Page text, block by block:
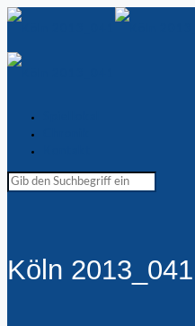
Köln 2013_041